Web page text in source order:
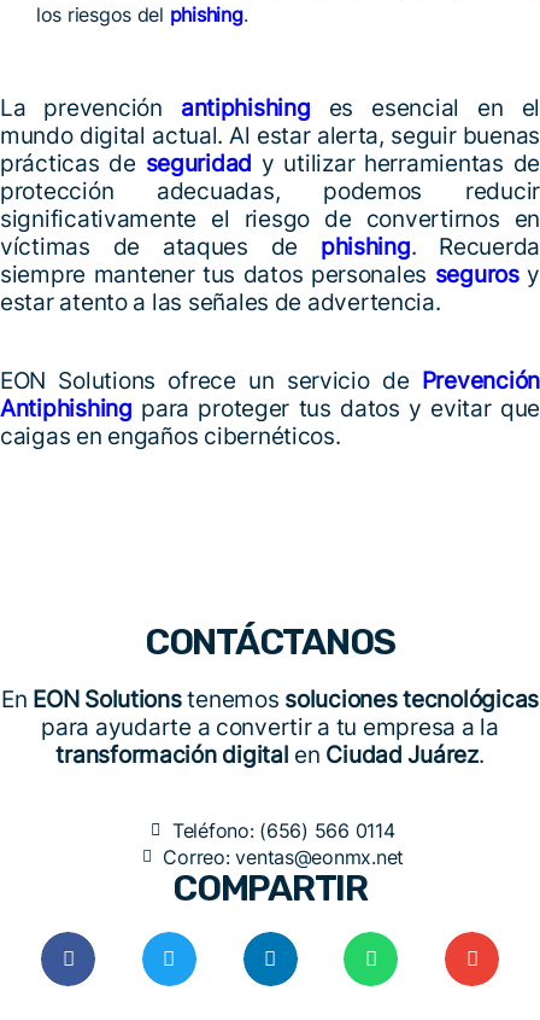
los riesgos del phishing.
La prevención antiphishing
es esencial en el
mundo digital actual. Al estar alerta, seguir buenas
prácticas de seguridad y utilizar herramientas de
protección adecuadas, podemos reducir
significativamente el riesgo de convertirnos en
víctimas de ataques de phishing. Recuerda
siempre mantener tus datos personales segurosy
estar atento a las señales de advertencia.
EON Solutions ofrece un servicio de Prevención
Antiphishing para proteger tus datos y evitar que
caigas en engaños cibernéticos.
CONTÁCTANOS
En EON Solutionstenemos soluciones tecnológicas
para ayudarte a convertir a tu empresa a la
transformación digital en Ciudad Juárez.
Teléfono: (656) 566 0114
Correo: ventas@eonmx.net
COMPARTIR